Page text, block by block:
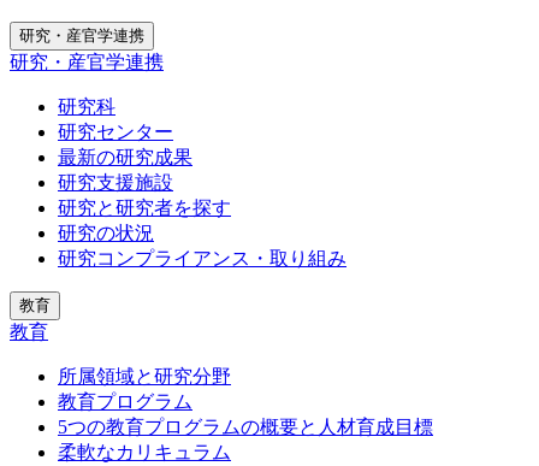
研究・産官学連携
研究・産官学連携
研究科
研究センター
最新の研究成果
研究支援施設
研究と研究者を探す
研究の状況
研究コンプライアンス・取り組み
教育
教育
所属領域と研究分野
教育プログラム
5つの教育プログラムの概要と人材育成目標
柔軟なカリキュラム